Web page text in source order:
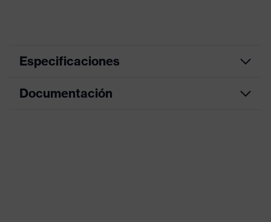
Especificaciones
Color de marketing
azul celeste,
Documentación